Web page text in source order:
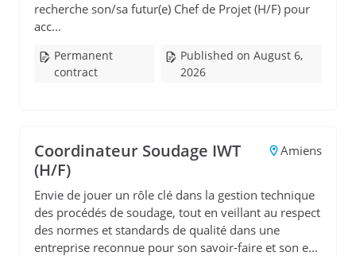
recherche son/sa futur(e) Chef de Projet (H/F) pour
acc...
Permanent
contract
Published on August 6,
2026
Coordinateur Soudage IWT
(H/F)
Amiens
Envie de jouer un rôle clé dans la gestion technique
des procédés de soudage, tout en veillant au respect
des normes et standards de qualité dans une
entreprise reconnue pour son savoir-faire et son e...